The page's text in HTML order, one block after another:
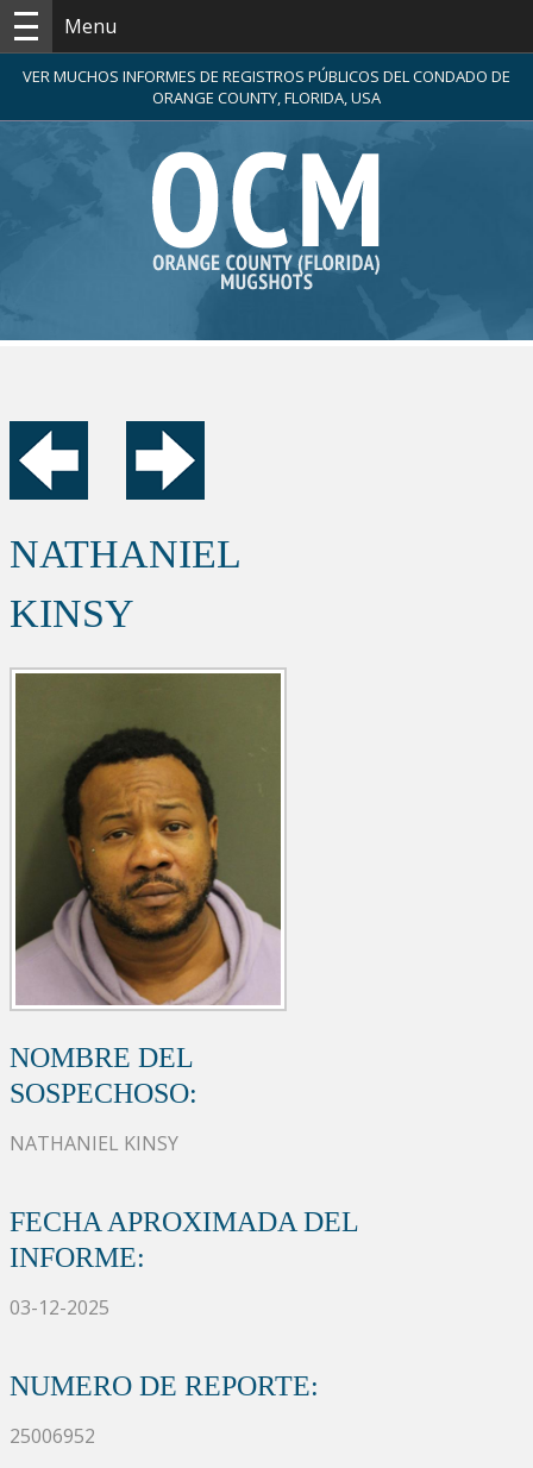
Menu
VER MUCHOS INFORMES DE REGISTROS PÚBLICOS DEL CONDADO DE
ORANGE COUNTY, FLORIDA, USA
NATHANIEL
KINSY
NOMBRE DEL
SOSPECHOSO:
NATHANIEL KINSY
FECHA APROXIMADA DEL
INFORME:
03-12-2025
NUMERO DE REPORTE:
25006952